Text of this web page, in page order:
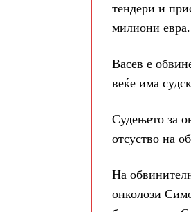
тендери и
милиони евра.
Васев е
веќе има
Судењето за
отсуство на
На
онколози